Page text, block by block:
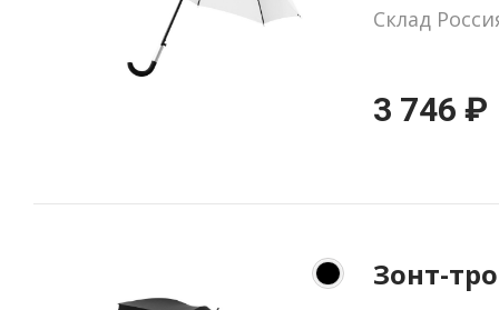
Склад
3 746 ₽
Зонт-